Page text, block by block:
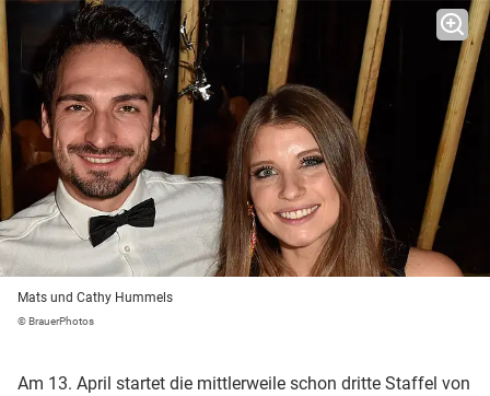
Mats und Cathy Hummels
© BrauerPhotos
Am 13. April startet die mittlerweile schon dritte Staffel von